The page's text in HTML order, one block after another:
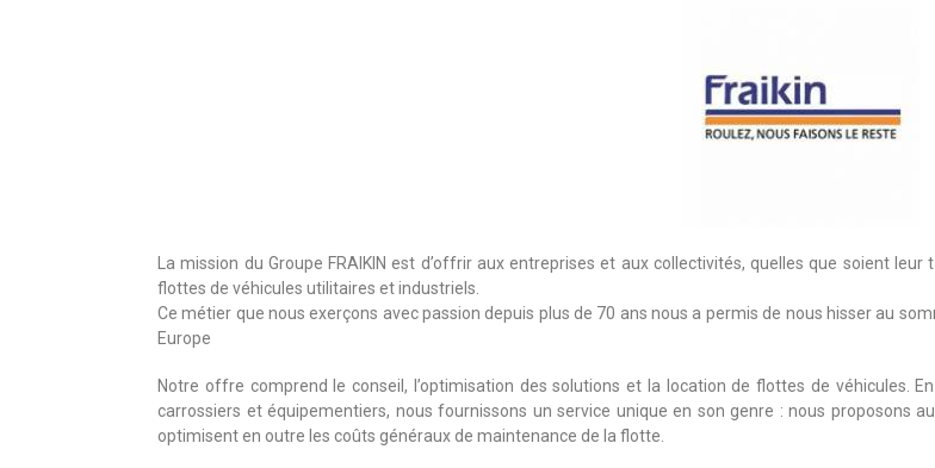
La mission du Groupe FRAIKIN est d’offrir aux entreprises et aux collectivités, quelles que soient
flottes de véhicules utilitaires et industriels.
Ce métier que nous exerçons avec passion depuis plus de 70 ans nous a permis de nous hisser au
Europe
Notre offre comprend le conseil, l’optimisation des solutions et la location de flottes de véhicules.
carrossiers et équipementiers, nous fournissons un service unique en son genre : nous proposons
optimisent en outre les coûts généraux de maintenance de la flotte.